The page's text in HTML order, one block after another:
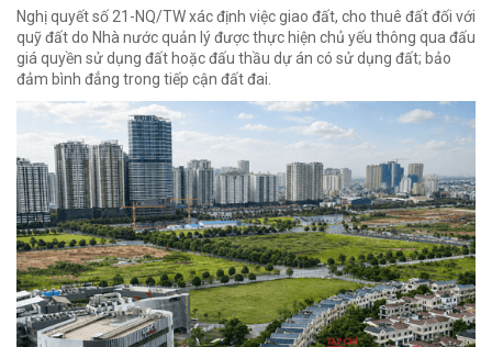
Nghị quyết số 21-NQ/TW xác định việc giao đất, cho thuê đất đối với
quỹ đất do Nhà nước quản lý được thực hiện chủ yếu thông qua đấu
giá quyền sử dụng đất hoặc đấu thầu dự án có sử dụng đất; bảo
đảm bình đẳng trong tiếp cận đất đai.